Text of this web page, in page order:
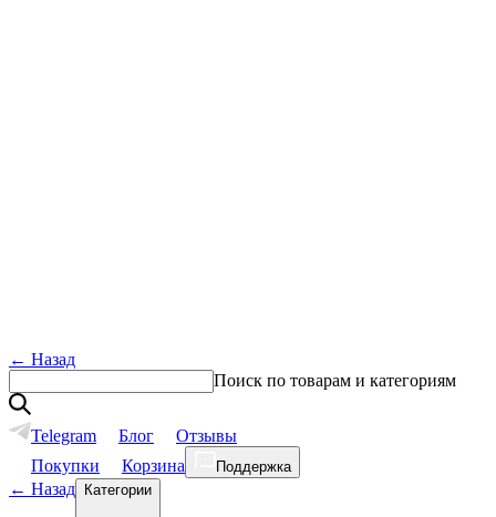
← Назад
Поиск по товарам и категориям
Telegram Блог
Отзывы
Покупки
Корзина Поддержка
← Назад Категории